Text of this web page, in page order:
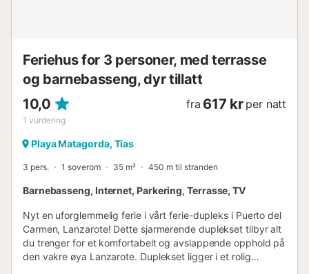
Feriehus for 3 personer, med terrasse
og barnebasseng, dyr tillatt
10,0
1 vurdering
fra 617 kr per natt
Playa Matagorda, Tías
3 pers. 1 soverom 35 m² 450 m til stranden
Barnebasseng, Internet, Parkering, Terrasse, TV
Nyt en uforglemmelig ferie i vårt ferie-dupleks i Puerto del
Carmen, Lanzarote! Dette sjarmerende duplekset tilbyr alt
du trenger for et komfortabelt og avslappende opphold på
den vakre øya Lanzarote. Duplekset ligger i et rolig